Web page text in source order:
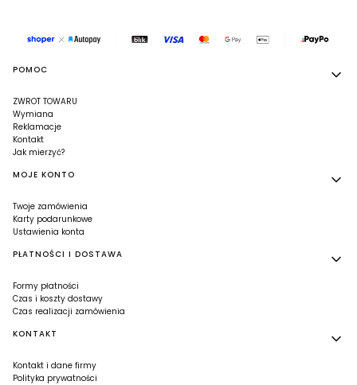
Linki w stopce
POMOC
ZWROT TOWARU
Wymiana
Reklamacje
Kontakt
Jak mierzyć?
MOJE KONTO
Twoje zamówienia
Karty podarunkowe
Ustawienia konta
PŁATNOŚCI I DOSTAWA
Formy płatności
Czas i koszty dostawy
Czas realizacji zamówienia
KONTAKT
Kontakt i dane firmy
Polityka prywatności